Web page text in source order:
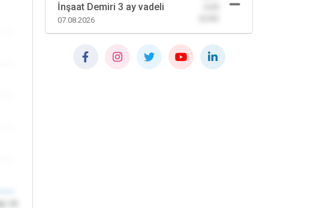
İnşaat Demiri 3 ay vadeli
07.08.2026